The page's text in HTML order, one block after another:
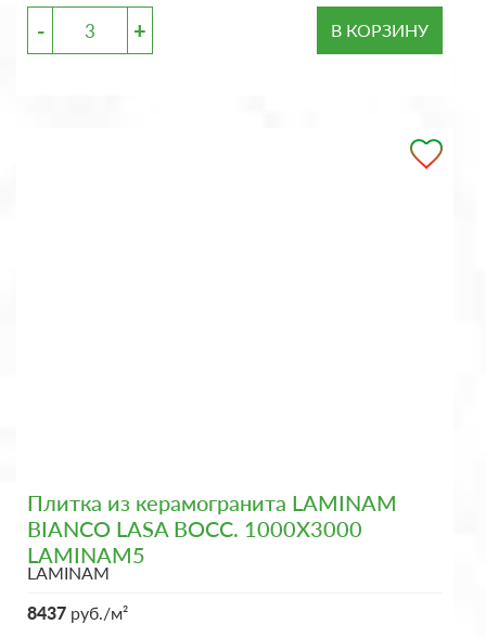
- + В КОРЗИНУ
Плитка из керамогранита LAMINAM
BIANCO LASA BOCC. 1000X3000
LAMINAM5
LAMINAM
8437 руб./м²